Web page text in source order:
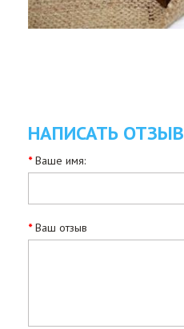
НАПИСАТЬ ОТЗЫВ
Ваше имя:
Ваш отзыв